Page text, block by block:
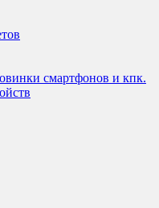
смартфонов и кпк.